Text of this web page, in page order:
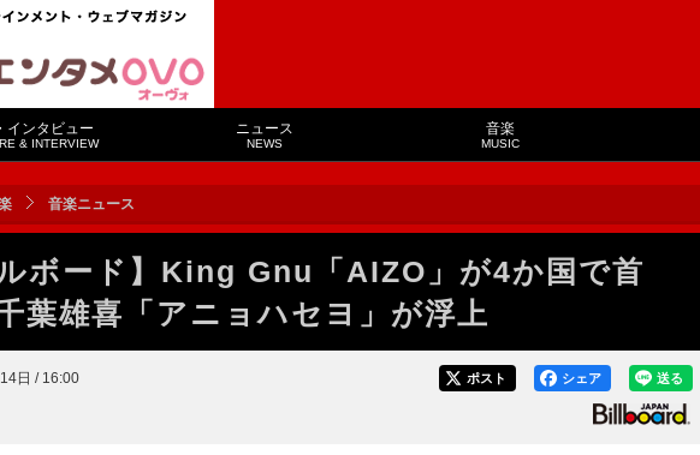
インタビュー
& INTERVIEW
ニュース
NEWS
音楽
MUSIC
音楽ニュース
ルボード】King Gnu「AIZO」が4か国で首
葉雄喜「アニョハセヨ」が浮上
日 / 16:00 送る
シェア
ポスト